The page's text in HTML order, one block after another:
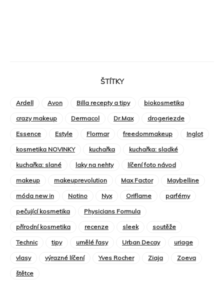
ŠTÍTKY
Ardell Avon Billa recepty a tipy biokosmetika
crazy makeup Dermacol Dr.Max drogeriezde
Essence Estyle Flormar freedommakeup Inglot
kosmetika NOVINKY kuchařka kuchařka: sladké
kuchařka: slané laky na nehty líčení foto návod
makeup makeuprevolution Max Factor Maybelline
móda new in Notino Nyx Oriflame parfémy
pečující kosmetika Physicians Formula
přírodní kosmetika recenze sleek soutěže
Technic tipy umělé řasy Urban Decay uriage
vlasy výrazné líčení Yves Rocher Ziaja Zoeva
štětce